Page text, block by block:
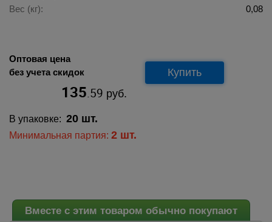
Вес (кг):
0,08
Оптовая цена
без учета скидок
135.59 руб.
Купить
В упаковке: 20 шт.
Минимальная партия: 2 шт.
Вместе с этим товаром обычно покупают